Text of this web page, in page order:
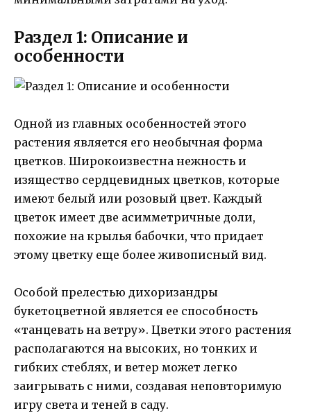
Раздел 1: Описание и
особенности
Одной из главных особенностей этого
растения является его необычная форма
цветков. Широкоизвестна нежность и
изящество сердцевидных цветков, которые
имеют белый или розовый цвет. Каждый
цветок имеет две асимметричные доли,
похожие на крылья бабочки, что придает
этому цветку еще более живописный вид.
Особой прелестью дихоризандры
букетоцветной является ее способность
«танцевать на ветру». Цветки этого растения
располагаются на высоких, но тонких и
гибких стеблях, и ветер может легко
заигрывать с ними, создавая неповторимую
игру света и теней в саду.